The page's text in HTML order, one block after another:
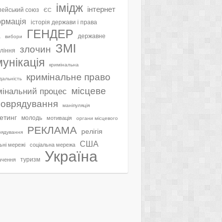
союз ЄС імідж інтернет
історія держави і права
вибори ГЕНДЕР державне
злочин ЗМІ
кримінальна
кримінальне право
процес місцеве
маніпуляція
молодь мотивація органи місцевого
РЕКЛАМА релігія
мережі соціальна мережа США
туризм Україна